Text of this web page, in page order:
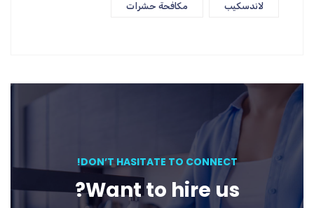
لاندسكيب مكافحة حشرات
DON’T HASITATE TO CONNECT!
Want to hire us?